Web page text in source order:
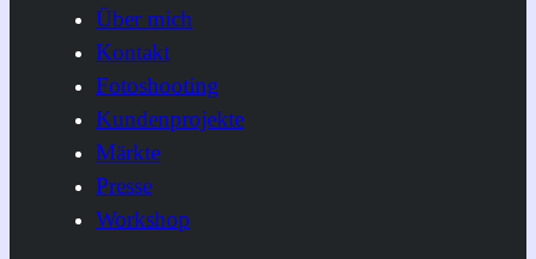
Über mich
Kontakt
Fotoshooting
Kundenprojekte
Märkte
Presse
Workshop